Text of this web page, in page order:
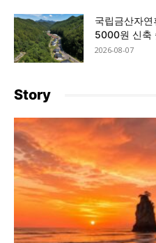
국립금산자
5000원 신축
2026-08-07
Story